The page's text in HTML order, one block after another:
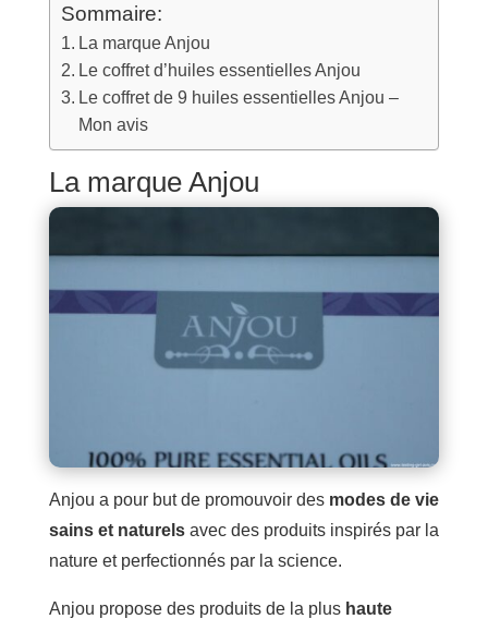
Sommaire:
La marque Anjou
Le coffret d’huiles essentielles Anjou
Le coffret de 9 huiles essentielles Anjou –
Mon avis
La marque Anjou
Anjou a pour but de promouvoir des modes de vie
sains et naturelsavec des produits inspirés par la
nature et perfectionnés par la science.
Anjou propose des produits de la plus haute